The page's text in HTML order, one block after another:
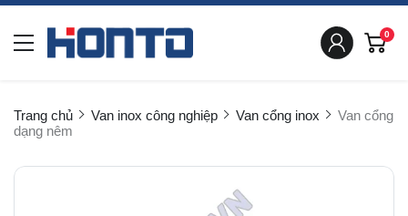
0
Trang chủ Van inox công nghiệp Van cổng inox
Van cổng
dạng nêm